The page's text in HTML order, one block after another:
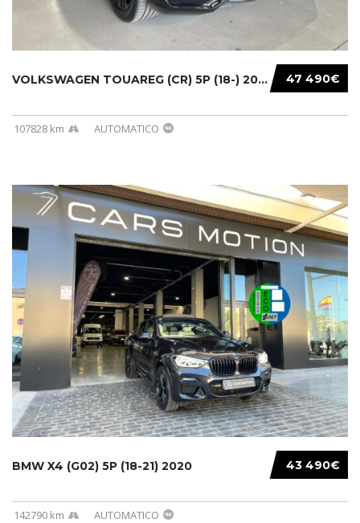
47 490€
VOLKSWAGEN TOUAREG (CR) 5P (18-) 2021...
107828 km AUTOMATICO
43 490€
BMW X4 (G02) 5P (18-21) 2020
142790 km AUTOMATICO